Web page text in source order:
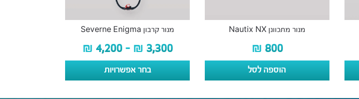
מנור מתכוונן Nautix NX
₪ 800
הוספה לסל
מנור קרבון Severne Enigma
₪ 3,300
–
₪ 4,200
בחר אפשרויות